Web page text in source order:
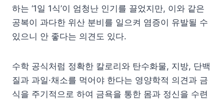
하는 ‘1일 1식’이 엄청난 인기를 끌었지만, 이와 같은
공복이 과다한 위산 분비를 일으켜 염증이 유발될 수
있으니 안 좋다는 의견도 있다.
수학 공식처럼 정확한 칼로리와 탄수화물, 지방, 단백
질과 과일·채소를 먹어야 한다는 영양학적 의견과 금
식을 주기적으로 하여 금욕을 통한 몸과 정신을 수련